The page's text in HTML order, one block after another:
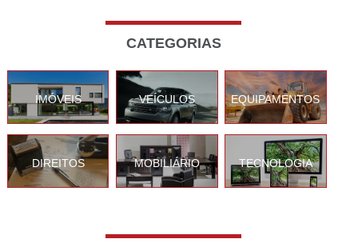
CATEGORIAS
IMÓVEIS VEÍCULOS EQUIPAMENTOS
DIREITOS MOBILIÁRIO TECNOLOGIA